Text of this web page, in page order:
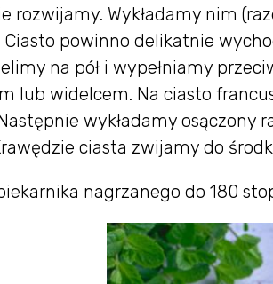
rozwijamy. Wykładamy nim
Ciasto powinno delikatnie
na pół i wypełniamy
lub widelcem. Na ciasto
wykładamy osączony
ciasta zwijamy do
nagrzanego do 180